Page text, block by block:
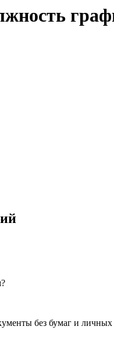
без бумаг и личных